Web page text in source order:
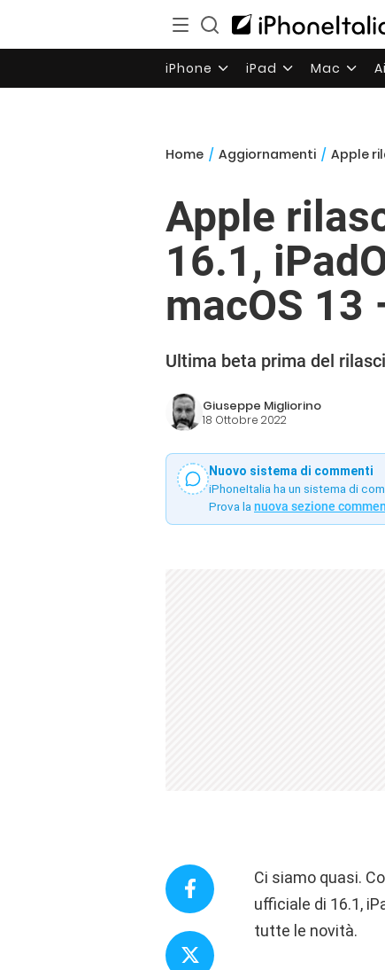
iPhone iPad Mac
Home / Aggiornamenti / Apple
Apple
16.1,
macOS 13
Ultima beta prima del
Giuseppe Migliorino
18 Ottobre 2022
Nuovo sistema di commenti
iPhoneItalia ha un sistema di
Prova la nuova sezione
Ci siamo quasi.
ufficiale di 16.1,
tutte le novità.